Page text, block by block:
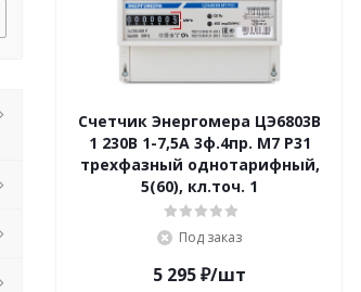
Счетчик Энергомера ЦЭ6803В
1 230В 1-7,5А 3ф.4пр. М7 Р31
трехфазный однотарифный,
5(60), кл.точ. 1
Под заказ
5 295₽/шт